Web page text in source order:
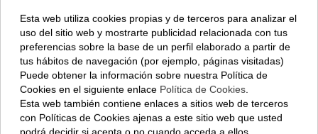
Regístrate para saber nuestras novedades
He leído y acepto la Política de Privacidad
¡Buenas tardes! 👋 Soy Laura, de
Atención al Cliente de Sertina.
Estoy aquí para ayudarte. ¿Qué
necesitas hoy?
Esta web utiliza cookies propias y de terceros para analizar el
uso del sitio web y mostrarte publicidad relacionada con tus
preferencias sobre la base de un perfil elaborado a partir de
tus hábitos de navegación (por ejemplo, páginas visitadas)
Puede obtener la información sobre nuestra Política de
Cookies en el siguiente enlace Política de Cookies
Esta web también contiene enlaces a sitios web de terceros
con Políticas de Cookies ajenas a este sitio web que usted